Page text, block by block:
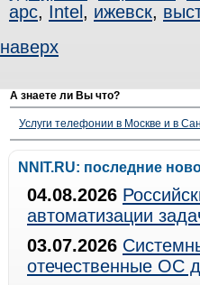
apc, Intel , ижевск,
наверх
А знаете ли Вы что?
Услуги телефонии в Москве и в
NNIT.RU: последние
04.08.2026
автоматизации
03.07.2026
отечественные ОС